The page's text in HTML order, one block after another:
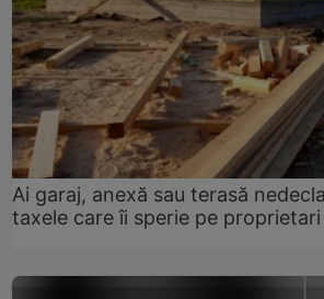
Ai garaj, anexă sau terasă
taxele care îi sperie pe